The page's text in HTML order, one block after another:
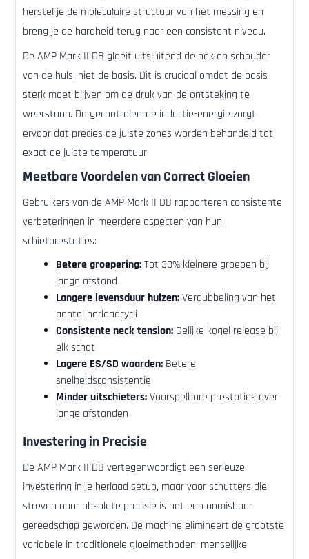
herstel je de moleculaire structuur van het messing en
breng je de hardheid terug naar een consistent niveau.
De AMP Mark II DB gloeit uitsluitend de nek en schouder
van de huls, niet de basis. Dit is cruciaal omdat de basis
sterk moet blijven om de druk van de ontsteking te
weerstaan. De gecontroleerde inductie-energie zorgt
ervoor dat precies de juiste zones worden behandeld tot
exact de juiste temperatuur.
Meetbare Voordelen van Correct Gloeien
Gebruikers van de AMP Mark II DB rapporteren consistente
verbeteringen in meerdere aspecten van hun
schietprestaties:
Betere groepering:Tot 30% kleinere groepen bij
lange afstand
Langere levensduur hulzen:Verdubbeling van het
aantal herlaadcycli
Consistente neck tension: Gelijke kogel release bij
elk schot
Lagere ES/SD waarden: Betere
snelheidsconsistentie
Minder uitschieters:Voorspelbare prestaties over
lange afstanden
Investering in Precisie
De AMP Mark II DB vertegenwoordigt een serieuze
investering in je herlaad setup, maar voor schutters die
streven naar absolute precisie is het een onmisbaar
gereedschap geworden. De machine elimineert de grootste
variabele in traditionele gloeimethoden: menselijke